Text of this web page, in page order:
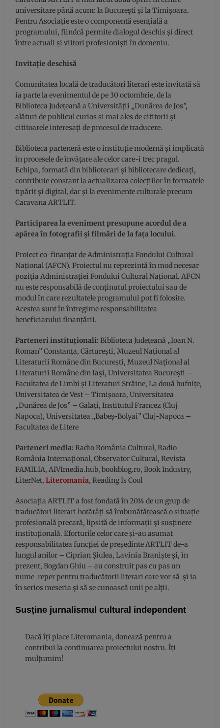
universitare până acum: la București și la Timișoara.
Pentru Asociație este o componentă esențială a
programului, fiindcă permite dialogul deschis și direct
între actuali și viitori profesioniști în domeniu.
Invitație deschisă
Comunitatea locală de traducători literari este invitată să
ia parte la evenimentul de pe 30 octombrie, de la
Biblioteca Județeană a Universității „Dunărea de Jos”,
alături de publicul curios și mai ales de cititorii și
cititoarele interesați de procesul de traducere.
Biblioteca parteneră este o instituție modernă și implicată
în procesele de învățare ale celor care-i trec pragul.
Echipa, formată din bibliotecari și bibliotecare dedicați,
contribuie constant la actualizarea colecțiilor în formatele
tipărit și digital, dar și la evenimente culturale precum
Caravana ARTLIT.
Participarea la eveniment presupune acordul de a
apărea în fotografii și filmări de la fața locului.
Proiect co-finanțat de Administrația Fondului Cultural
Național (AFCN). Proiectul nu reprezintă în mod necesar
poziția Administrației Fondului Cultural Național. AFCN
nu este responsabilă de conținutul proiectului sau de
modul în care rezultatele programului pot fi folosite.
Acestea sunt în întregime responsabilitatea
beneficiarului finanțării.
Parteneri instituționali:Biblioteca Județeană „Ioan N.
Roman” Constanța, Cărturești, Muzeul Național al
Literaturii Române din București, Muzeul Național al
Literaturii Române din Iași, Universitatea București –
Facultatea de Limbi și Literaturi Străine, La două bufnițe,
Universitatea de Vest – Timișoara, Universitatea
„Dunărea de Jos” – Galați, Institutul Francez (Cluj
Napoca), Universitatea „Babeș-Bolyai” Cluj-Napoca –
Facultatea de Litere
Parteneri media:Radio România Cultural, Radio
România Internațional, Observator Cultural, Revista
FAMILIA, AIVImedia.hub, bookblog.ro, Book Industry,
LiterNet,Literomania, Reading Is Cool
Asociația ARTLIT a fost fondată în 2014 de un grup de
traducători literari hotărâți să îmbunătățească o situație
profesională precară, lipsită de informații și susținere
instituțională. Eforturile celor care și-au asumat
responsabilitatea funcției de președinte ARTLIT de-a
lungul anilor – Ciprian Șiulea, Lavinia Braniște și, în
prezent, Bogdan Ghiu – au construit pas cu pas un
nume-reper pentru traducătorii literari care vor să-și ia
în serios meseria și să se cunoască unii pe alții.
Susține jurnalismul cultural independent
Dacă îți place Literomania, donează pentru a
contribui la continuarea proiectului nostru. Îți
mulțumim!